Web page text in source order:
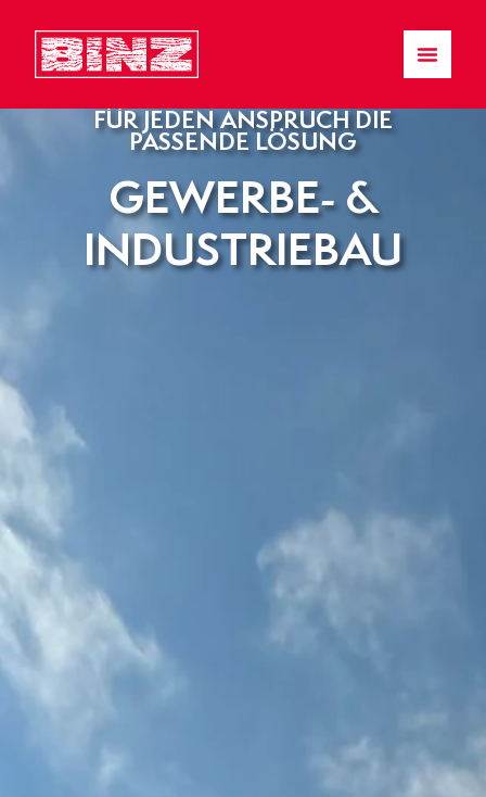
FÜR JEDEN ANSPRUCH DIE
PASSENDE LÖSUNG
GEWERBE- &
INDUSTRIEBAU